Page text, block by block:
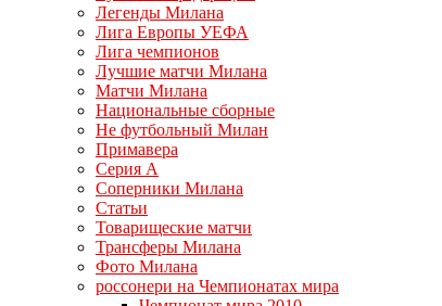
Легенды Милана
Лига Европы УЕФА
Лига чемпионов
Лучшие матчи Милана
Матчи Милана
Национальные сборные
Не футбольный Милан
Примавера
Серия А
Соперники Милана
Статьи
Товарищеские матчи
Трансферы Милана
Фото Милана
россонери на Чемпионатах мира